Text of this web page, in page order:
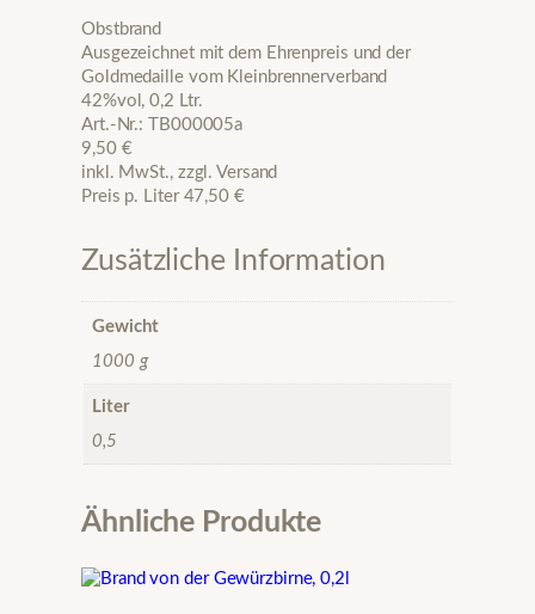
2
l
M
e
n
g
e
Obstbrand
Ausgezeichnet mit dem Ehrenpreis und der
Goldmedaille vom Kleinbrennerverband
42%vol, 0,2 Ltr.
Art.-Nr.: TB000005a
9,50 €
inkl. MwSt., zzgl. Versand
Preis p. Liter 47,50 €
Zusätzliche Information
Gewicht
1000 g
Liter
0,5
Ähnliche Produkte